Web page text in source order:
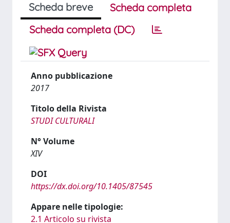
Scheda breve
Scheda completa
Scheda completa (DC)
Anno pubblicazione
2017
Titolo della Rivista
STUDI CULTURALI
N° Volume
XIV
DOI
https://dx.doi.org/10.1405/87545
Appare nelle tipologie:
2.1 Articolo su rivista